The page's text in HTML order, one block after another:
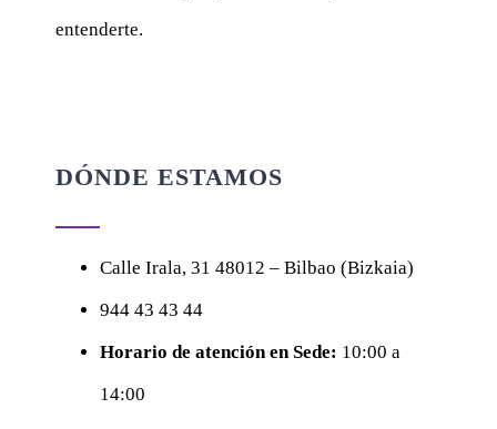
entenderte.
DÓNDE ESTAMOS
Calle Irala, 31 48012 – Bilbao (Bizkaia)
944 43 43 44
Horario de atención en Sede: 10:00 a
14:00